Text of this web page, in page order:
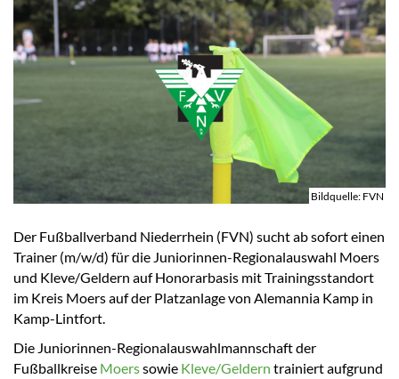
Bildquelle: FVN
Der Fußballverband Niederrhein (FVN) sucht ab sofort einen
Trainer (m/w/d) für die Juniorinnen-Regionalauswahl Moers
und Kleve/Geldern auf Honorarbasis mit Trainingsstandort
im Kreis Moers auf der Platzanlage von Alemannia Kamp in
Kamp-Lintfort.
Die Juniorinnen-Regionalauswahlmannschaft der
Fußballkreise Moerssowie Kleve/Geldern trainiert aufgrund